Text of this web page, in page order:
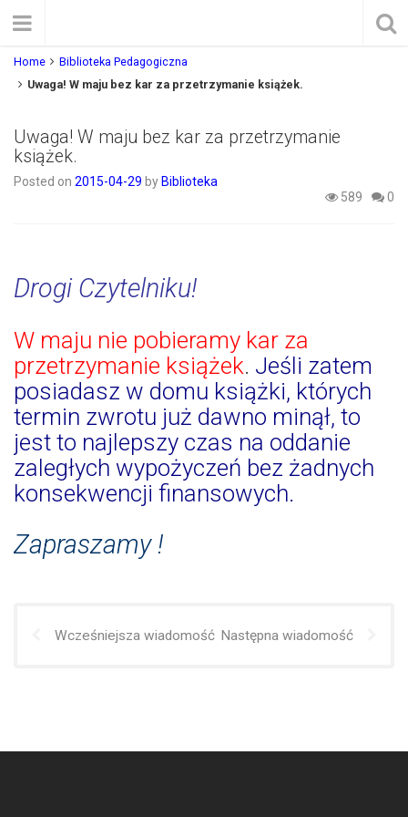
Home
Biblioteka Pedagogiczna
Uwaga! W maju bez kar za przetrzymanie książek.
Uwaga! W maju bez kar za przetrzymanie
książek.
Posted on 2015-04-29 by Biblioteka
589
0
Drogi Czytelniku!
W maju nie pobieramy kar za
przetrzymanie książek. Jeśli zatem
posiadasz w domu książki, których
termin zwrotu już dawno minął, to
jest to najlepszy czas na oddanie
zaległych wypożyczeń bez żadnych
konsekwencji finansowych.
Zapraszamy !
Wcześniejsza wiadomość Następna wiadomość